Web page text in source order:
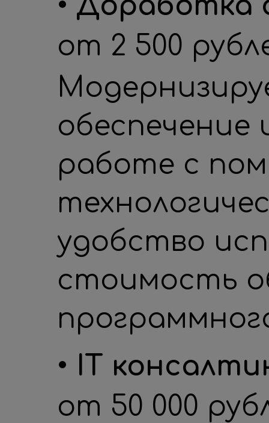
от 2 500
обеспечение
работе с
удобство
стоимость
• IT
от 50 000